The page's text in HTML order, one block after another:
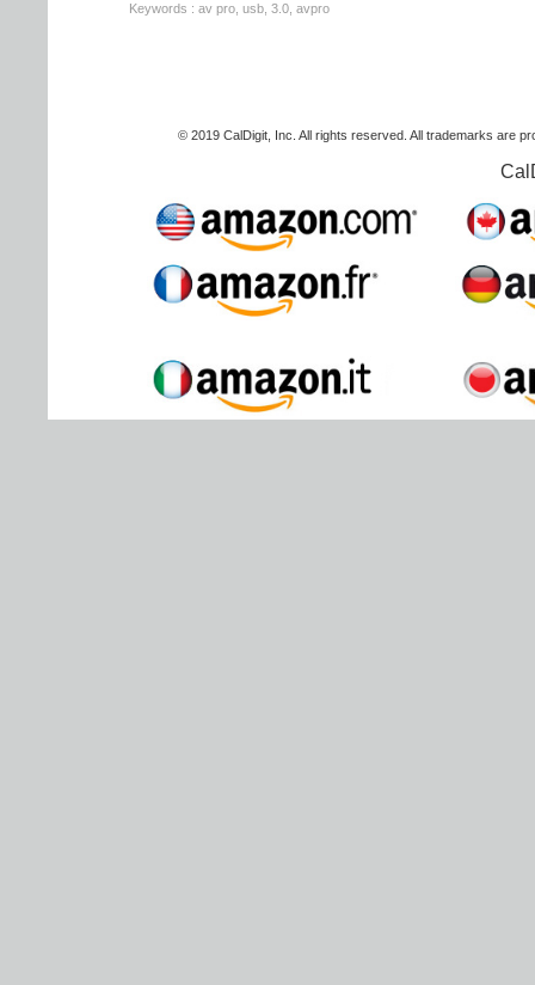
Keywords : av pro, usb, 3.0, avpro
© 2019 CalDigit, Inc. All rights reserved. All trademarks are